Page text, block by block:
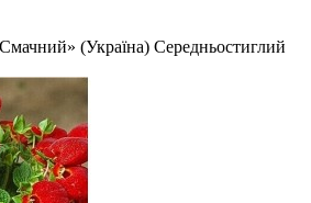
(Україна) Середньостиглий